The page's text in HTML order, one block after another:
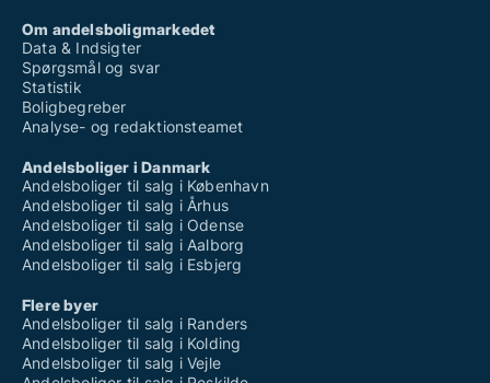
Om andelsboligmarkedet
Data & Indsigter
Spørgsmål og svar
Statistik
Boligbegreber
Analyse- og redaktionsteamet
Andelsboliger i Danmark
Andelsboliger til salg i København
Andelsboliger til salg i Århus
Andelsboliger til salg i Odense
Andelsboliger til salg i Aalborg
Andelsboliger til salg i Esbjerg
Flere byer
Andelsboliger til salg i Randers
Andelsboliger til salg i Kolding
Andelsboliger til salg i Vejle